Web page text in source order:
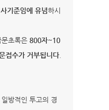
기준임에 유념하시
초록은 800자~10
접수가 거부됩니다
방적인 투고의 경